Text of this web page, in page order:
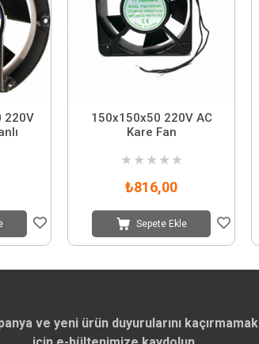
220V
150x150x50 220V AC
Kare Fan
★ ★ ★ ★ ★
₺816,00
Sepete Ekle
ve yeni ürün duyurularını kaçırmamak